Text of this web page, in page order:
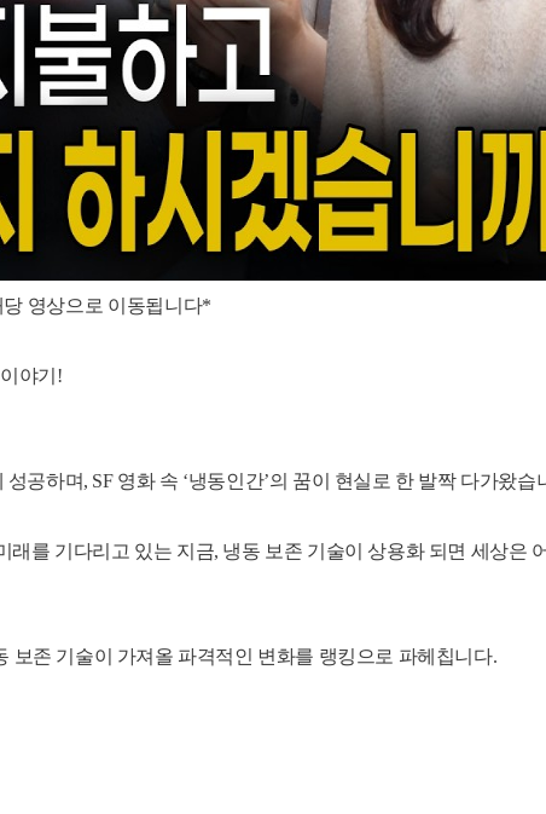
영상으로 이동됩니다*
야기!
공하며, SF 영화 속 ‘냉동인간’의 꿈이 현실로 한 발짝 다가왔습
를 기다리고 있는 지금, 냉동 보존 기술이 상용화 되면 세상은
존 기술이 가져올 파격적인 변화를 랭킹으로 파헤칩니다.